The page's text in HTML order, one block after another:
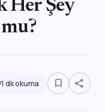
Her Şey
1 dk okuma bookmark_border share